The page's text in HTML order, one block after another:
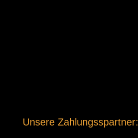
Unsere Zahlungsspartner: